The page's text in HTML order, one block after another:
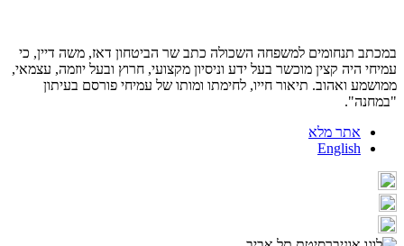
במכתב תנחומים למשפחה השכולה כתב שר הביטחון דאז, משה דיין, כי
עמיחי היה קצין מוכשר בעל ידע וניסיון מקצועי, חרוץ ובעל יוזמה, עצמאי,
ממושמע ואהוב. תיאור חייו, לחימתו ומותו של עמיחי פורסם בעיתון
"במחנה".
אתר מלא
English